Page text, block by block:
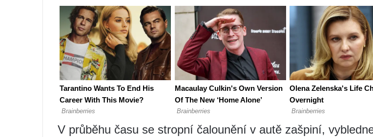
V průběhu času se stropní čalounění v autě zašpiní,